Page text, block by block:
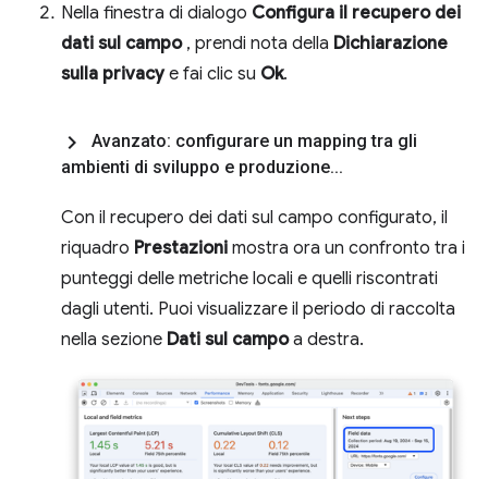
Nella finestra di dialogo Configura il recupero dei
dati sul campo, prendi nota della Dichiarazione
sulla privacye fai clic su Ok.
Avanzato: configurare un mapping tra gli
ambienti di sviluppo e produzione...
Con il recupero dei dati sul campo configurato, il
riquadro Prestazioni mostra ora un confronto tra i
punteggi delle metriche locali e quelli riscontrati
dagli utenti. Puoi visualizzare il periodo di raccolta
nella sezione Dati sul campoa destra.